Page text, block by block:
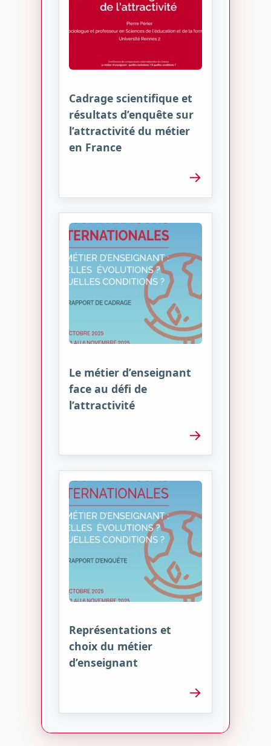
Cadrage scientifique et
résultats d’enquête sur
l’attractivité du métier
en France
→
Le métier d’enseignant
face au défi de
l’attractivité
→
Représentations et
choix du métier
d’enseignant
→